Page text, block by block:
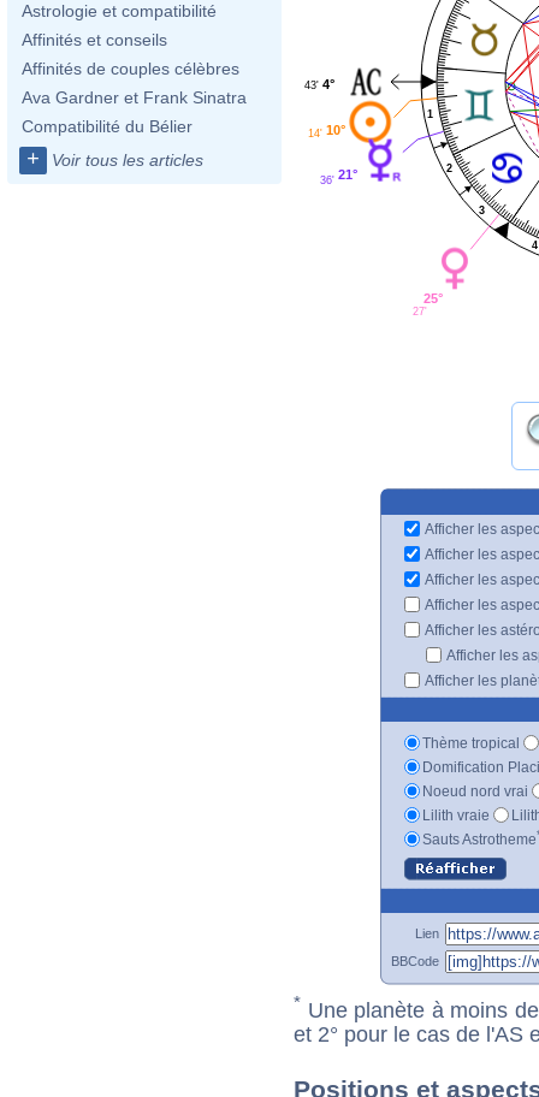
Astrologie et compatibilité
Affinités et conseils
Affinités de couples célèbres
Ava Gardner et Frank Sinatra
Compatibilité du Bélier
+ Voir tous les articles
1
2
3
4
4°
43'
10°
14'
21°
36'
25°
27'
Afficher les
Afficher les
Afficher les
Afficher les
Afficher les
Afficher les
Afficher les
Thème tropical
Domification
Noeud nord vrai
Lilith vraie
Sauts Astrotheme
Lien
BBCode
* Une planète à moins
et 2° pour le cas de l'AS
Positions et